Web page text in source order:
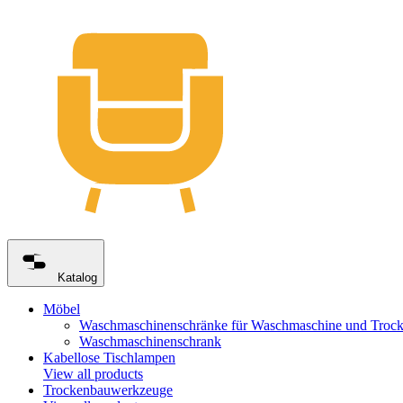
Katalog
Möbel
Waschmaschinenschränke für Waschmaschine und
Waschmaschinenschrank
Kabellose Tischlampen
View all products
Trockenbauwerkzeuge